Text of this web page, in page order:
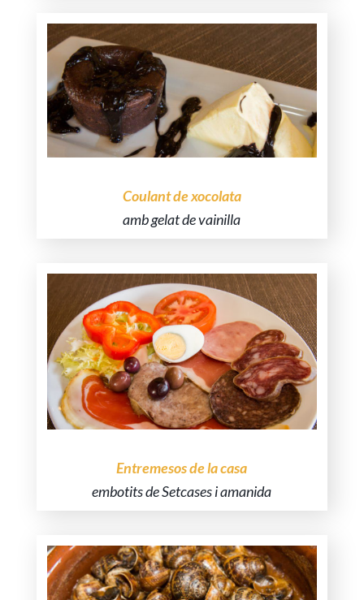
Coulant de xocolata
amb gelat de vainilla
Entremesos de la casa
embotits de Setcases i amanida